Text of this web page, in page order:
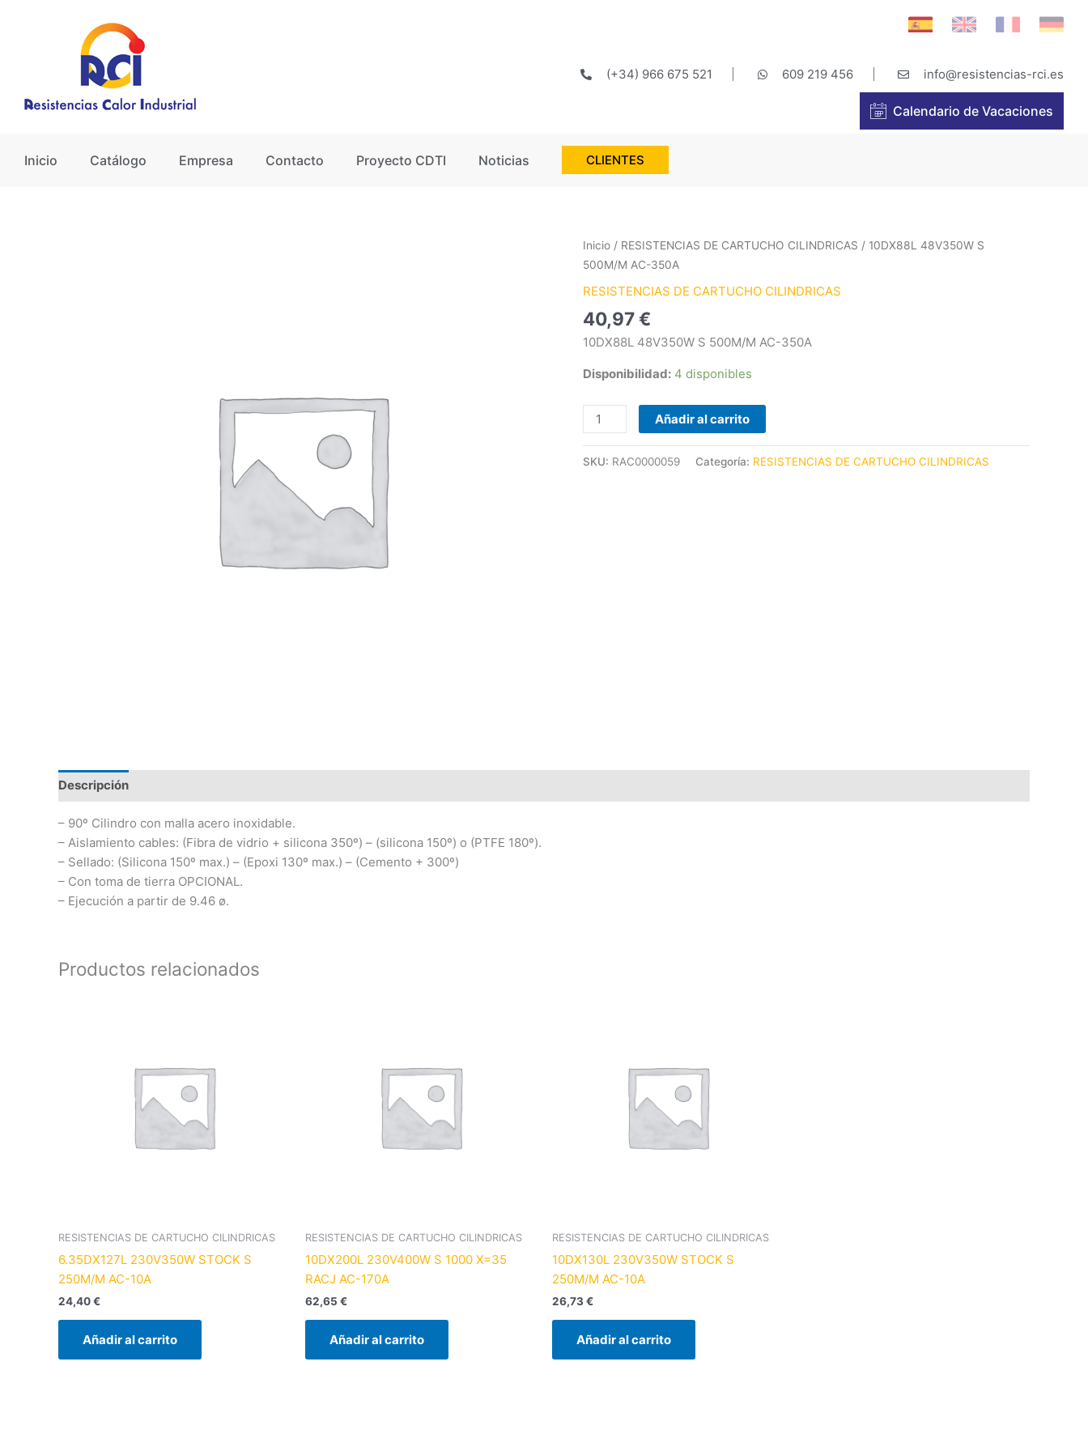
(+34) 966 675 521
609 219 456 info@resistencias-rci.es
Calendario de Vacaciones
Inicio Catálogo Empresa Contacto Proyecto CDTI Noticias CLIENTES
Inicio / RESISTENCIAS DE CARTUCHO CILINDRICAS / 10DX88L 48V350W S
500M/M AC-350A
RESISTENCIAS DE CARTUCHO CILINDRICAS
40,97€
10DX88L 48V350W S 500M/M AC-350A
Disponibilidad: 4 disponibles
10DX88L
48V350W
AC-
350A
Añadir al carrito
SKU: RAC0000059 Categoría: RESISTENCIAS DE CARTUCHO CILINDRICAS
Descripción
– 90º Cilindro con malla acero inoxidable.
– Aislamiento cables: (Fibra de vidrio + silicona 350º) – (silicona 150º) o (PTFE 180º).
– Sellado: (Silicona 150º max.) – (Epoxi 130º max.) – (Cemento + 300º)
– Con toma de tierra OPCIONAL.
– Ejecución a partir de 9.46 ø.
Productos relacionados
RESISTENCIAS DE CARTUCHO CILINDRICAS
6.35DX127L 230V350W STOCK S
250M/M AC-10A
24,40€
Añadir al carrito
RESISTENCIAS DE CARTUCHO CILINDRICAS
10DX200L 230V400W S 1000 X=35
RACJ AC-170A
62,65 €
Añadir al carrito
RESISTENCIAS DE CARTUCHO CILINDRICAS
10DX130L 230V350W STOCK S
250M/M AC-10A
26,73 €
Añadir al carrito